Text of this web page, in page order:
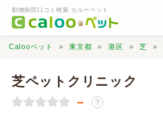
動物病院口コミ検索 カルーペット
Calooペット 東京都 港区 芝
芝ペットクリニック
－ ？